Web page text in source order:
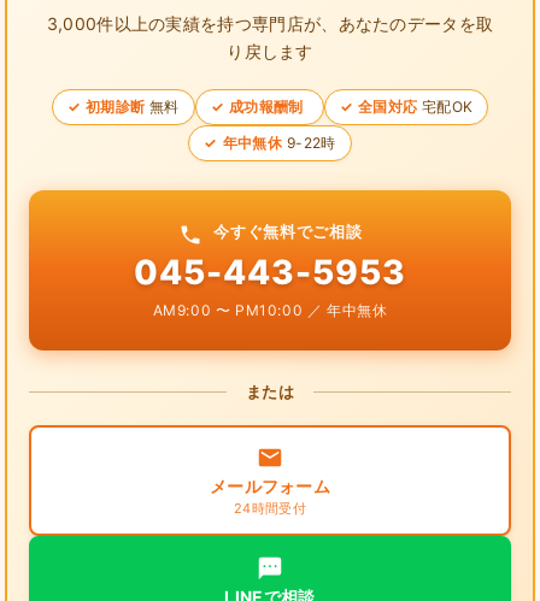
3,000件以上の実績を持つ専門店が、 あなたのデータを取
り戻します
初期診断 無料 成功報酬制 全国対応 宅配OK
年中無休 9-22時
今すぐ無料でご相談
045-443-5953
AM9:00 〜 PM10:00 ／ 年中無休
または
メールフォーム
24時間受付